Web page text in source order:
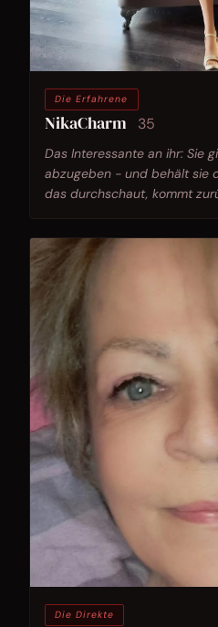
Die Erfahrene
NikaCharm 35
Das Interessante an ihr: Sie
abzugeben - und behält sie
das durchschaut, kommt
Die Direkte